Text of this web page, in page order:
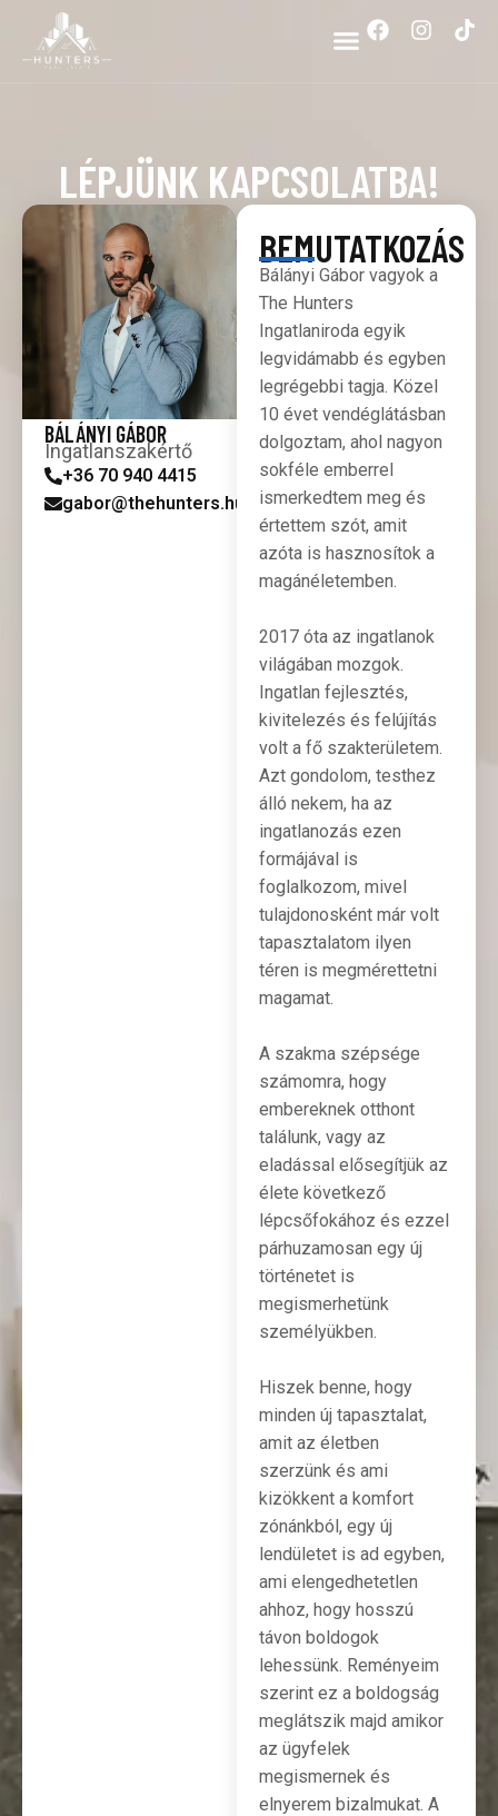
LÉPJÜNK KAPCSOLATBA!
BÁLÁNYI GÁBOR
Ingatlanszakértő
+36 70 940 4415
gabor@thehunters.hu
BEMUTATKOZÁS
Bálányi Gábor vagyok a
The Hunters
Ingatlaniroda egyik
legvidámabb és egyben
legrégebbi tagja. Közel
10 évet vendéglátásban
dolgoztam, ahol nagyon
sokféle emberrel
ismerkedtem meg és
értettem szót, amit
azóta is hasznosítok a
magánéletemben.
2017 óta az ingatlanok
világában mozgok.
Ingatlan fejlesztés,
kivitelezés és felújítás
volt a fő szakterületem.
Azt gondolom, testhez
álló nekem, ha az
ingatlanozás ezen
formájával is
foglalkozom, mivel
tulajdonosként már volt
tapasztalatom ilyen
téren is megmérettetni
magamat.
A szakma szépsége
számomra, hogy
embereknek otthont
találunk, vagy az
eladással elősegítjük az
élete következő
lépcsőfokához és ezzel
párhuzamosan egy új
történetet is
megismerhetünk
személyükben.
Hiszek benne, hogy
minden új tapasztalat,
amit az életben
szerzünk és ami
kizökkent a komfort
zónánkból, egy új
lendületet is ad egyben,
ami elengedhetetlen
ahhoz, hogy hosszú
távon boldogok
lehessünk. Reményeim
szerint ez a boldogság
meglátszik majd amikor
az ügyfelek
megismernek és
elnyerem bizalmukat. A